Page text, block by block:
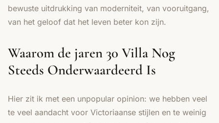
bewuste uitdrukking van moderniteit, van vooruitgang,
van het geloof dat het leven beter kon zijn.
Waarom de jaren 30 Villa Nog
Steeds Onderwaardeerd Is
Hier zit ik met een unpopular opinion: we hebben veel
te veel aandacht voor Victoriaanse stijlen en te weinig